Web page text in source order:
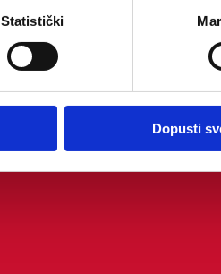
Statistički
Dopusti